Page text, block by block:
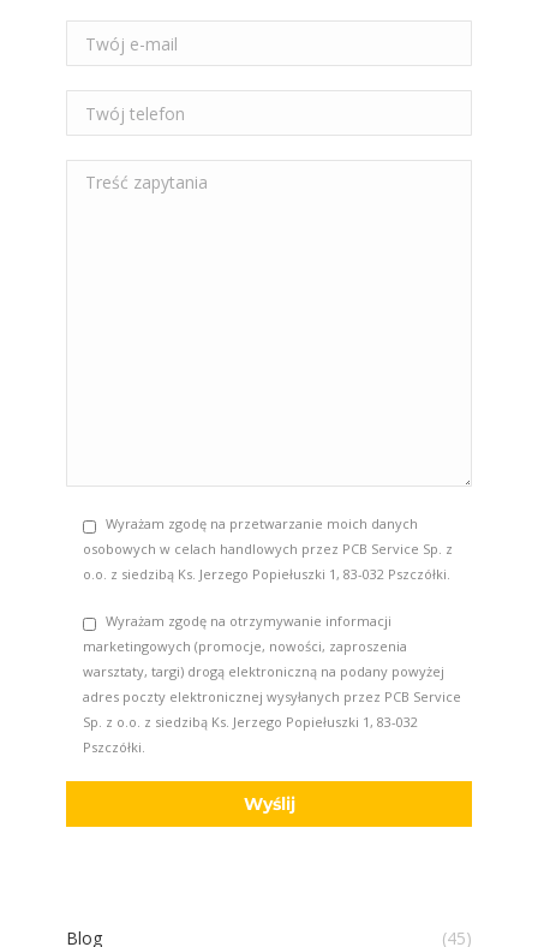
Wyrażam zgodę na przetwarzanie moich danych
osobowych w celach handlowych przez PCB Service Sp. z
o.o. z siedzibą Ks. Jerzego Popiełuszki 1, 83-032 Pszczółki.
Wyrażam zgodę na otrzymywanie informacji
marketingowych (promocje, nowości, zaproszenia
warsztaty, targi) drogą elektroniczną na podany powyżej
adres poczty elektronicznej wysyłanych przez PCB Service
Sp. z o.o. z siedzibą Ks. Jerzego Popiełuszki 1, 83-032
Pszczółki.
Blog
(45)